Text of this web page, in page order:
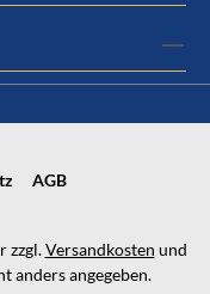
AGB
zzgl.Versandkosten und
anders angegeben.